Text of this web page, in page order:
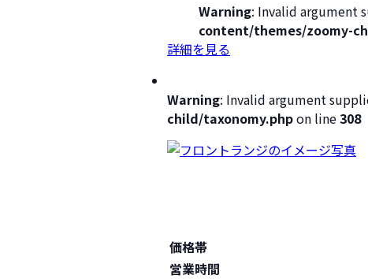
Warning: Invalid argument
content/themes/zoomy-
詳細を見る
Warning: Invalid argument
child/taxonomy.phpon line308
価格帯
営業時間